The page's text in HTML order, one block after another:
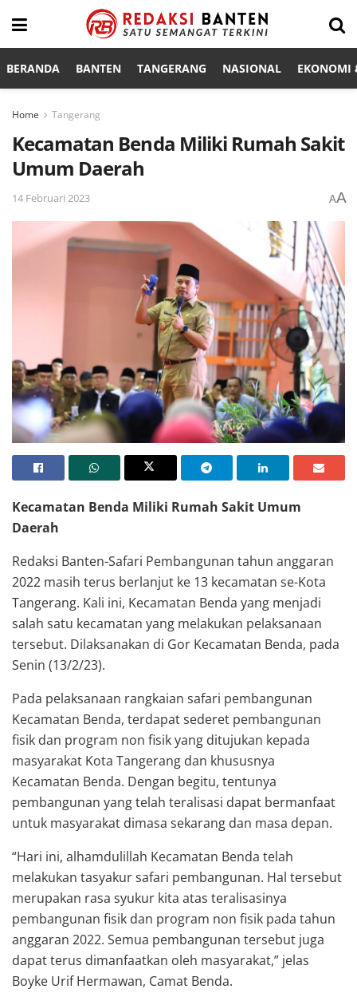
BERANDA BANTEN TANGERANG NASIONAL EKONOMI
Home Tangerang
Kecamatan Benda Miliki Rumah Sakit
Umum Daerah
14 Februari 2023 AA
Wali Kota Tangerang Arief R Wismansyah melakukan safari pembangunan
Kecamatan Benda
Kecamatan Benda Miliki Rumah Sakit Umum
Daerah
Redaksi Banten-Safari Pembangunan tahun anggaran
2022 masih terus berlanjut ke 13 kecamatan se-Kota
Tangerang. Kali ini, Kecamatan Benda yang menjadi
salah satu kecamatan yang melakukan pelaksanaan
tersebut. Dilaksanakan di Gor Kecamatan Benda, pada
Senin (13/2/23).
Pada pelaksanaan rangkaian safari pembangunan
Kecamatan Benda, terdapat sederet pembangunan
fisik dan program non fisik yang ditujukan kepada
masyarakat Kota Tangerang dan khususnya
Kecamatan Benda. Dengan begitu, tentunya
pembangunan yang telah teralisasi dapat bermanfaat
untuk masyarakat dimasa sekarang dan masa depan.
“Hari ini, alhamdulillah Kecamatan Benda telah
melakukan tasyakur safari pembangunan. Hal tersebut
merupakan rasa syukur kita atas teralisasinya
pembangunan fisik dan program non fisik pada tahun
anggaran 2022. Semua pembangunan tersebut juga
dapat terus dimanfaatkan oleh masyarakat,” jelas
Boyke Urif Hermawan, Camat Benda.